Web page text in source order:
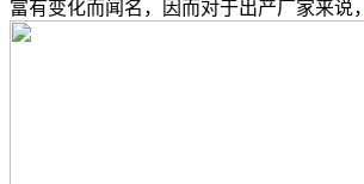
富有变化而闻名，因而对于出产厂家来说，